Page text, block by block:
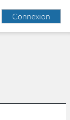
Connexion